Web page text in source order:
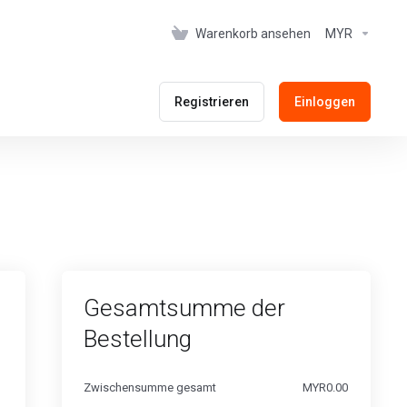
Warenkorb ansehen MYR
Registrieren Einloggen
Gesamtsumme der
Bestellung
Zwischensumme gesamt MYR0.00